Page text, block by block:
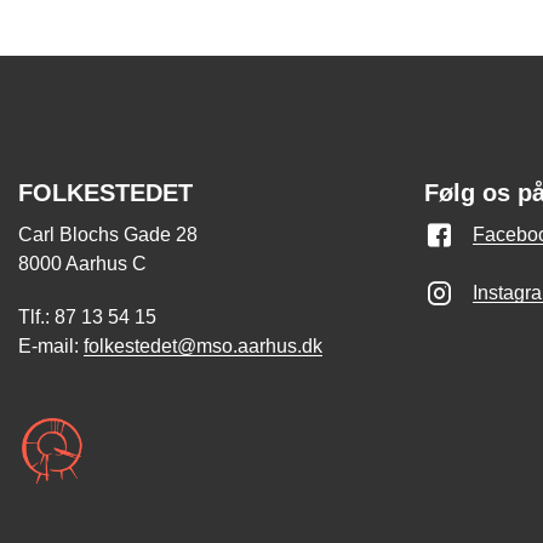
FOLKESTEDET
Carl Blochs Gade 28
8000 Aarhus C
Tlf.: 87 13 54 15
E-mail: folkestedet@mso.aarhus.dk
Følg os